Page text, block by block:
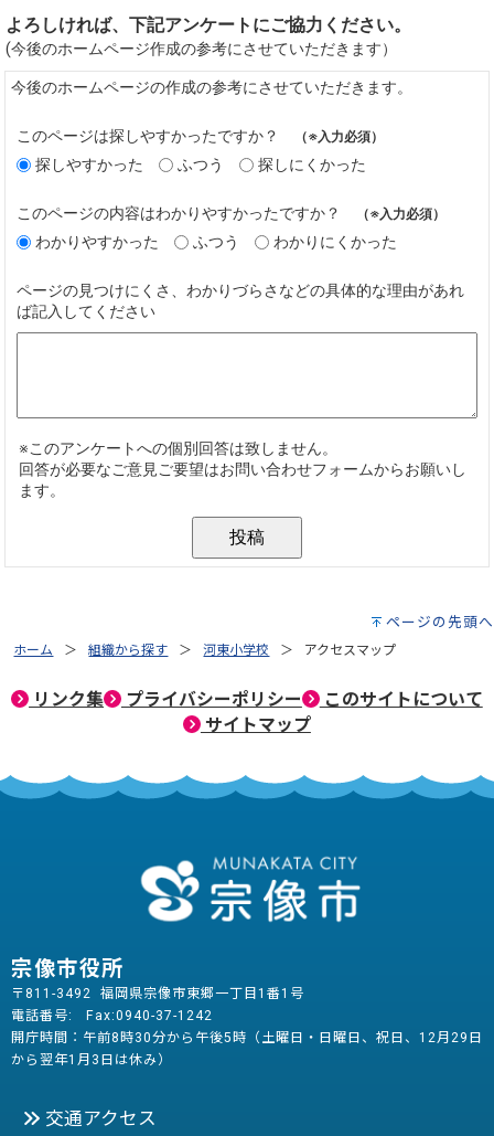
ページの先頭へ
ホーム 組織から探す 河東小学校 アクセスマップ
リンク集 プライバシーポリシー
このサイトについて
サイトマップ
宗像市役所
〒811-3492 福岡県宗像市東郷一丁目1番1号
電話番号:
Fax:0940-37-1242
開庁時間：午前8時30分から午後5時（土曜日・日曜日、祝日、12月29日
から翌年1月3日は休み）
交通アクセス